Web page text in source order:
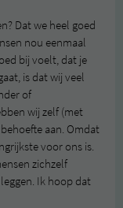
Dat we heel goed
nou eenmaal
bij voelt, dat je
is dat wij veel
of
wij zelf (met
aan. Omdat
voor ons is.
zichzelf
Ik hoop dat